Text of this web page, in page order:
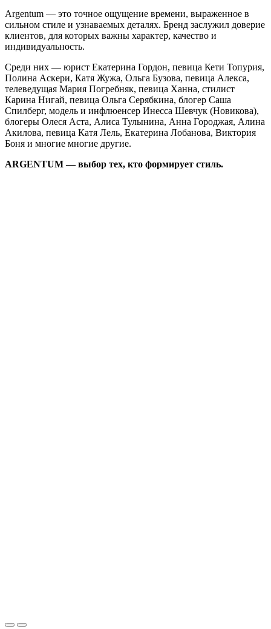
Argentum — это точное ощущение времени, выраженное в
сильном стиле и узнаваемых деталях. Бренд заслужил доверие
клиентов, для которых важны характер, качество и
индивидуальность.
Среди них — юрист Екатерина Гордон, певица Кети Топурия,
Полина Аскери, Катя Жужа, Ольга Бузова, певица Алекса,
телеведущая Мария Погребняк, певица Ханна, стилист
Карина Нигай, певица Ольга Серябкина, блогер Саша
Спилберг, модель и инфлюенсер Инесса Шевчук (Новикова),
блогеры Олеся Аста, Алиса Тулынина, Анна Городжая, Алина
Акилова, певица Катя Лель, Екатерина Лобанова, Виктория
Боня и многие многие другие.
ARGENTUM — выбор тех, кто формирует стиль.